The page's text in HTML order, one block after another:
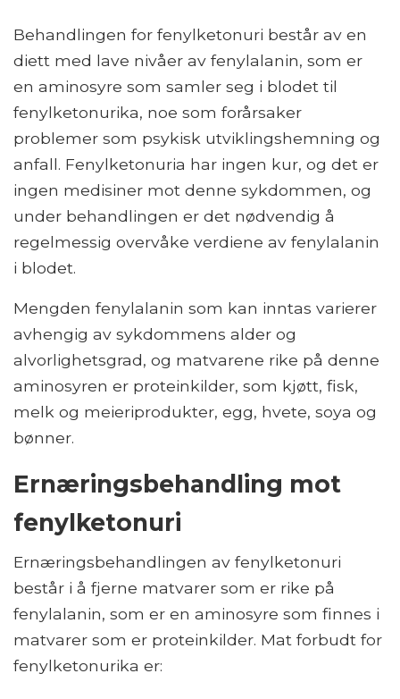
Behandlingen for fenylketonuri består av en
diett med lave nivåer av fenylalanin, som er
en aminosyre som samler seg i blodet til
fenylketonurika, noe som forårsaker
problemer som psykisk utviklingshemning og
anfall. Fenylketonuria har ingen kur, og det er
ingen medisiner mot denne sykdommen, og
under behandlingen er det nødvendig å
regelmessig overvåke verdiene av fenylalanin
i blodet.
Mengden fenylalanin som kan inntas varierer
avhengig av sykdommens alder og
alvorlighetsgrad, og matvarene rike på denne
aminosyren er proteinkilder, som kjøtt, fisk,
melk og meieriprodukter, egg, hvete, soya og
bønner.
Ernæringsbehandling mot
fenylketonuri
Ernæringsbehandlingen av fenylketonuri
består i å fjerne matvarer som er rike på
fenylalanin, som er en aminosyre som finnes i
matvarer som er proteinkilder. Mat forbudt for
fenylketonurika er: